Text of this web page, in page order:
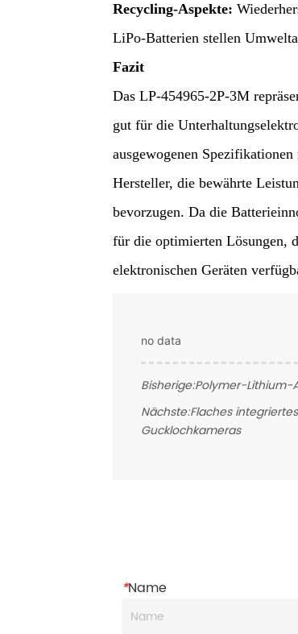
Recycling-Aspekte:
LiPo-Batterien stellen
Fazit
Das LP-454965-2P-3M
gut für die
ausgewogenen
Hersteller, die bewährte
bevorzugen. Da die
für die optimierten Lösungen,
elektronischen Geräten
no data
Bisherige:Polymer-Lithium-
Nächste:Flaches
Gucklochkameras
*Name